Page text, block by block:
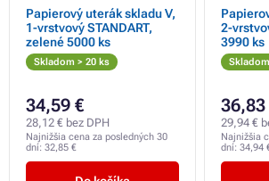
Papierový uterák skladu V,
1-vrstvový STANDART,
zelené 5000 ks
Skladom > 20 ks
34,59 €
28,12 € bez DPH
Najnižšia cena za posledných 30
dní: 32,85 €
2-
3990 ks
36,83
29,94 €
Najnižšia
dní: 34,94